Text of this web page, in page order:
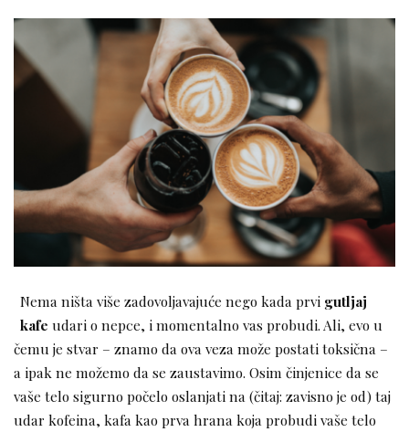
Nema ništa više zadovoljavajuće nego kada prvi gutljaj
kafe udari o nepce, i momentalno vas probudi. Ali, evo u
čemu je stvar – znamo da ova veza može postati toksična –
a ipak ne možemo da se zaustavimo. Osim činjenice da se
vaše telo sigurno počelo oslanjati na (čitaj: zavisno je od) taj
udar kofeina, kafa kao prva hrana koja probudi vaše telo